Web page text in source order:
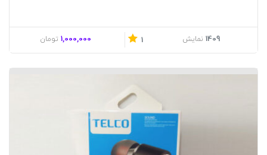
1409 نمایش 1
1,000,000 تومان